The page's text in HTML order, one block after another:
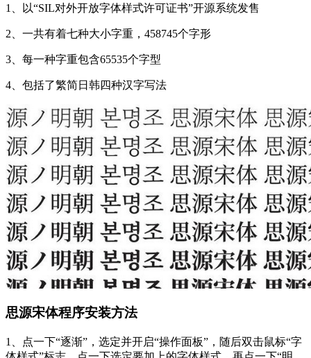
1、以“SIL对外开放字体样式许可证书”开源系统发售
2、一共有着七种大小字重，458745个字形
3、每一种字重包含65535个字型
4、包括了繁简日韩四种汉字写法
思源宋体程序安装方法
1、点一下“逐渐”，选定并开启“操作面板”，随后双击鼠标“字